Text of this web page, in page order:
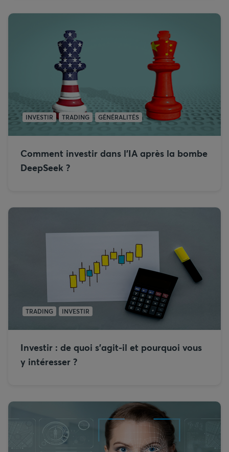
INVESTIR TRADING GÉNÉRALITÉS
Comment investir dans l’IA après la bombe
DeepSeek ?
TRADING INVESTIR
Investir : de quoi s’agit-il et pourquoi vous
y intéresser ?